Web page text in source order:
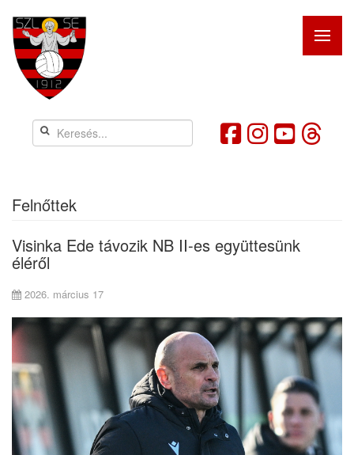
Felnőttek
Visinka Ede távozik NB II-es együttesünk
éléről
2026. március 17